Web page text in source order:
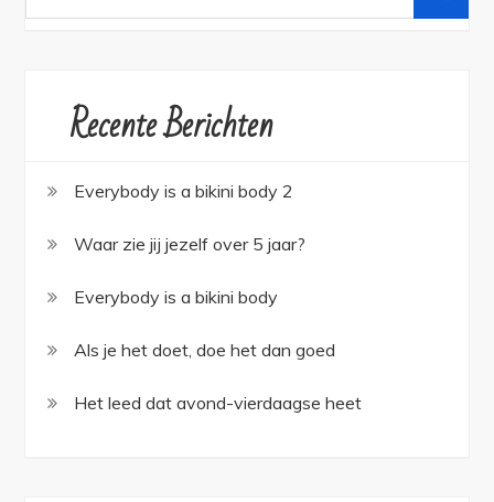
Recente Berichten
Everybody is a bikini body 2
Waar zie jij jezelf over 5 jaar?
Everybody is a bikini body
Als je het doet, doe het dan goed
Het leed dat avond-vierdaagse heet